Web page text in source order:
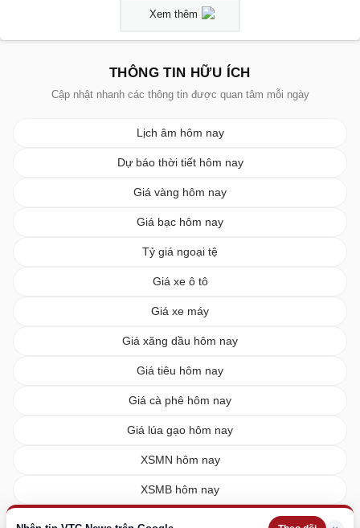
Xem thêm
THÔNG TIN HỮU ÍCH
Cập nhật nhanh các thông tin được quan tâm mỗi ngày
Lịch âm hôm nay
Dự báo thời tiết hôm nay
Giá vàng hôm nay
Giá bạc hôm nay
Tỷ giá ngoại tệ
Giá xe ô tô
Giá xe máy
Giá xăng dầu hôm nay
Giá tiêu hôm nay
Giá cà phê hôm nay
Giá lúa gạo hôm nay
XSMN hôm nay
XSMB hôm nay